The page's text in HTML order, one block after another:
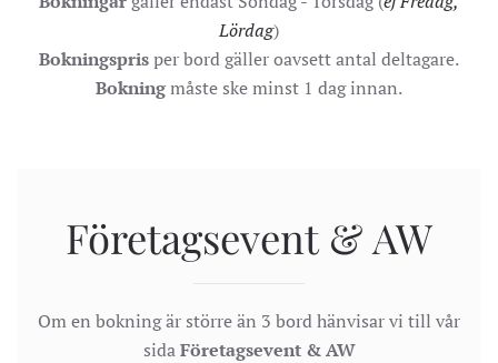
Lördag)
Bokningsprisper bord gäller oavsett antal deltagare.
Bokningmåste ske minst 1 dag innan.
Företagsevent & AW
Om en bokning är större än 3 bord hänvisar vi till vår
sidaFöretagsevent & AW